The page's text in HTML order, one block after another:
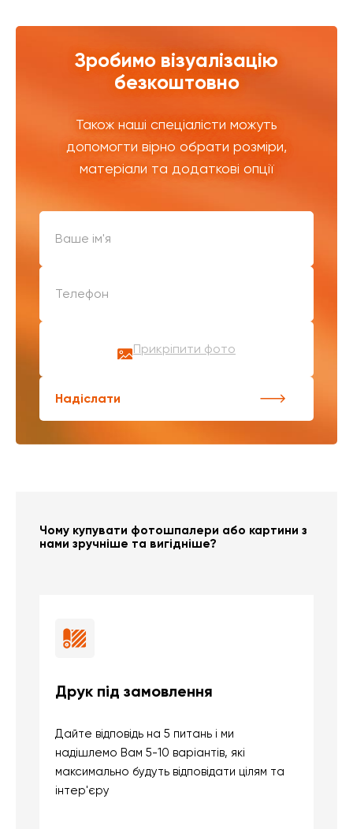
Зробимо візуалізацію
безкоштовно
Також наші спеціалісти можуть
допомогти вірно обрати розміри,
матеріали та додаткові опції
Прикріпити фото
Надіслати
Чому купувати фотошпалери або картини з
нами зручніше та вигідніше?
Друк під замовлення
Дайте відповідь на 5 питань і ми
надішлемо Вам 5-10 варіантів, які
максимально будуть відповідати цілям та
інтер'єру